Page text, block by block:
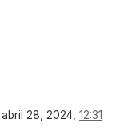
abril 28, 2024, 12:31